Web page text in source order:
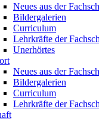
Neues aus der
Bildergalerien
Curriculum
Lehrkräfte der
Unerhörtes
Neues aus der
Bildergalerien
Curriculum
Lehrkräfte der